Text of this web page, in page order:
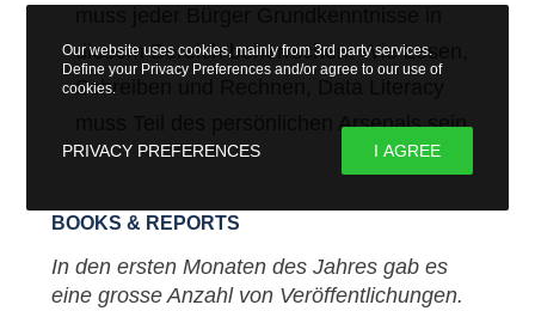
diesem Bereich beherrschen. Wie Lesen,
Schreiben und Rechnen, Data Literacy
muss Teil des persönlichen Arsenals sein.
BOOKS & REPORTS
In den ersten Monaten des Jahres gab es
eine grosse Anzahl von Veröffentlichungen.
Our website uses cookies, mainly from 3rd party services.
Define your Privacy Preferences and/or agree to our use of
cookies.
PRIVACY PREFERENCES I AGREE